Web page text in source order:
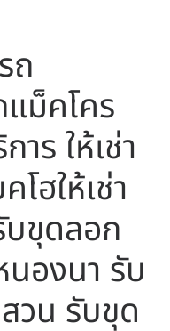
ถ
ม็คโคร
ร ให้เช่า
ฮให้เช่า
ขุดลอก
องนา รับ
วน รับขุด